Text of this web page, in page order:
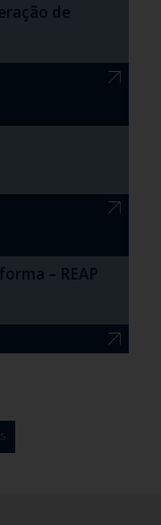
de
– REAP